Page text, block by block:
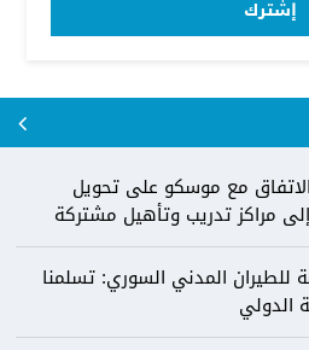
إشترك
الاتفاق مع موسكو على تحويل
مراكز تدريب وتأهيل مشتركة
للطيران المدني السوري: تسلمنا
الدولي